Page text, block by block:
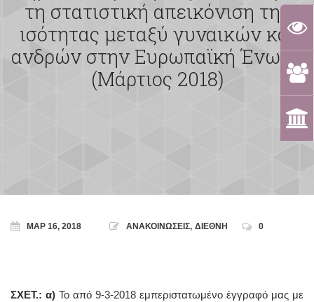
τη στατιστική απεικόνιση της
ισότητας μεταξύ γυναικών και
ανδρών στην Ευρωπαϊκή Ένωση
(Μάρτιος 2018)
ΜΑΡ 16, 2018 ΑΝΑΚΟΙΝΩΣΕΙΣ, ΔΙΕΘΝΗ 0
ΣΧΕΤ.: α) Το από 9-3-2018 εμπεριστατωμένο έγγραφό μας με